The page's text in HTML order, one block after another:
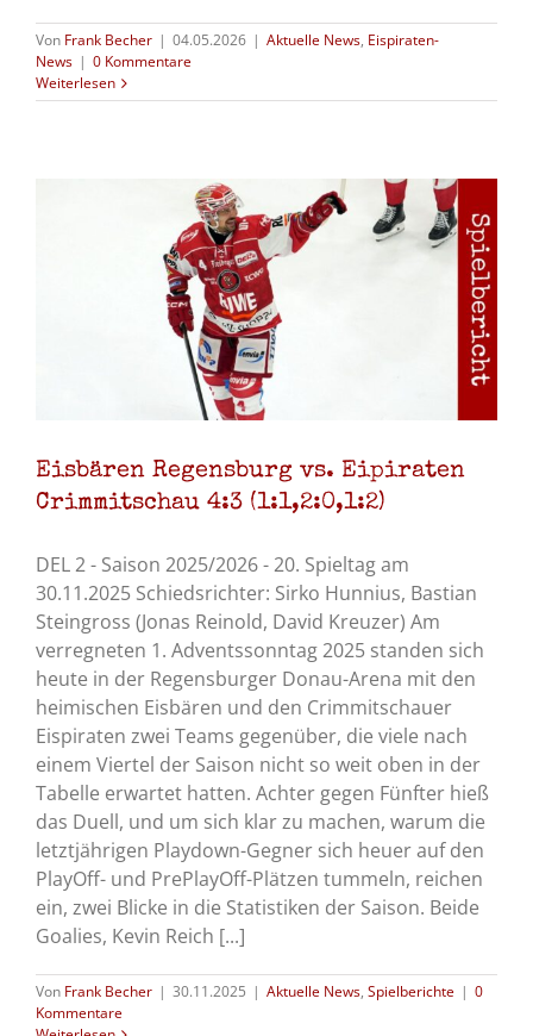
Von Frank Becher | 04.05.2026 | Aktuelle News, Eispiraten-
News | 0 Kommentare
Weiterlesen
Eisbären Regensburg vs. Eipiraten
Crimmitschau 4:3 (1:1,2:0,1:2)
DEL 2 - Saison 2025/2026 - 20. Spieltag am
30.11.2025 Schiedsrichter: Sirko Hunnius, Bastian
Steingross (Jonas Reinold, David Kreuzer) Am
verregneten 1. Adventssonntag 2025 standen sich
heute in der Regensburger Donau-Arena mit den
heimischen Eisbären und den Crimmitschauer
Eispiraten zwei Teams gegenüber, die viele nach
einem Viertel der Saison nicht so weit oben in der
Tabelle erwartet hatten. Achter gegen Fünfter hieß
das Duell, und um sich klar zu machen, warum die
letztjährigen Playdown-Gegner sich heuer auf den
PlayOff- und PrePlayOff-Plätzen tummeln, reichen
ein, zwei Blicke in die Statistiken der Saison. Beide
Goalies, Kevin Reich [...]
Von Frank Becher | 30.11.2025 | Aktuelle News, Spielberichte | 0
Kommentare